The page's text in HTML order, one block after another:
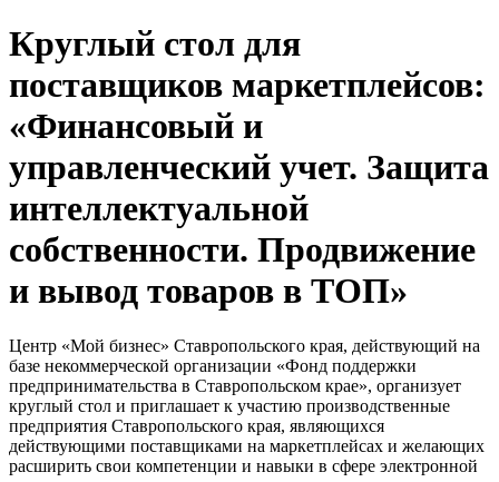
Круглый стол для
поставщиков маркетплейсов:
«Финансовый и
управленческий учет. Защита
интеллектуальной
собственности. Продвижение
и вывод товаров в ТОП»
Центр «Мой бизнес» Ставропольского края, действующий на
базе некоммерческой организации «Фонд поддержки
предпринимательства в Ставропольском крае», организует
круглый стол и приглашает к участию производственные
предприятия Ставропольского края, являющихся
действующими поставщиками на маркетплейсах и желающих
расширить свои компетенции и навыки в сфере электронной